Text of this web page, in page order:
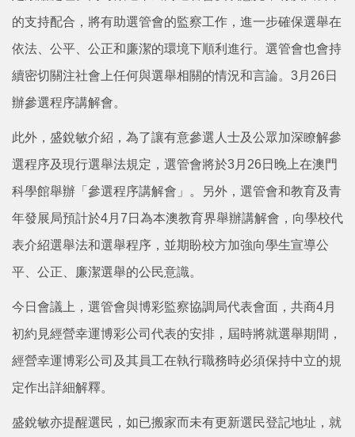
的支持配合，將有助選管會的監察工作，進一步確保選舉在
依法、公平、公正和廉潔的環境下順利進行。選管會也會持
續密切關注社會上任何與選舉相關的情況和言論。3月26日
辦參選程序講解會。
此外，盛銳敏介紹，為了讓有意參選人士及公眾加深瞭解參
選程序及現行選舉法規定，選管會將於3月26日晚上在澳門
科學館舉辦「參選程序講解會」。另外，選管會和教育及青
年發展局預計於4月7日為本澳教育界舉辦講解會，向學校代
表介紹選舉法和選舉程序，並期盼校方加強向學生宣導公
平、公正、廉潔選舉的公民意識。
今日會議上，選管會與博彩監察協調局代表會面，共商4月
初約見經營幸運博彩公司代表的安排，屆時將就選舉期間，
經營幸運博彩公司及其員工在執行職務時必須保持中立的規
定作出詳細解釋。
盛銳敏亦提醒選民，如已搬家而未有更新選民登記地址，就